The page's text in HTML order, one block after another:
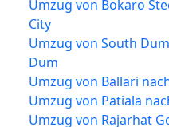
Umzug von Bokaro
City
Umzug von South
Dum
Umzug von Ballari
Umzug von Patiala
Umzug von Rajarhat